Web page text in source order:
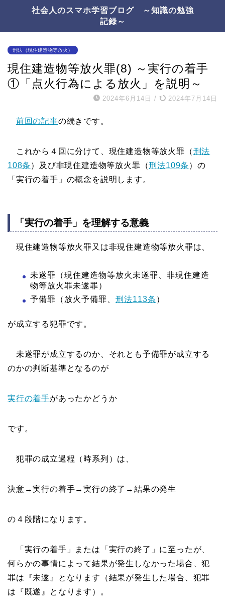
社会人のスマホ学習ブログ ～知識の勉強
記録～
刑法（現住建造物等放火）
現住建造物等放火罪(8) ～実行の着手
①「点火行為による放火」を説明～
2024年6月14日 / 2024年7月14日
前回の記事の続きです。
これから４回に分けて、現住建造物等放火罪（刑法
108条 ）及び非現住建造物等放火罪（刑法109条 ）の
「実行の着手」の概念を説明します。
「実行の着手」を理解する意義
現住建造物等放火罪又は非現住建造物等放火罪は、
未遂罪（現住建造物等放火未遂罪、非現住建造
物等放火罪未遂罪）
予備罪（放火予備罪、 刑法113条 ）
が成立する犯罪です。
未遂罪が成立するのか、それとも予備罪が成立する
のかの判断基準となるのが
実行の着手があったかどうか
です。
犯罪の成立過程（時系列）は、
決意→実行の着手→実行の終了→結果の発生
の４段階になります。
「実行の着手」または「実行の終了」に至ったが、
何らかの事情によって結果が発生しなかった場合、犯
罪は『未遂』となります（結果が発生した場合、犯罪
は『既遂』となります）。